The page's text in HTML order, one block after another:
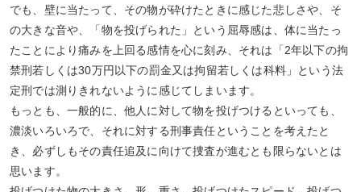
でも、壁に当たって、その物が砕けたときに感じた悲しさや、そ
の大きな音や、「物を投げられた」という屈辱感は、体に当たっ
たことにより痛みを上回る感情を心に刻み、それは「2年以下の拘
禁刑若しくは30万円以下の罰金又は拘留若しくは科料」という法
定刑では測りきれないように感じてしまいます。
もっとも、一般的に、他人に対して物を投げつけるといっても、
濃淡いろいろで、それに対する刑事責任ということを考えたと
き、必ずしもその責任追及に向けて捜査が進むとも限らないとは
思います。